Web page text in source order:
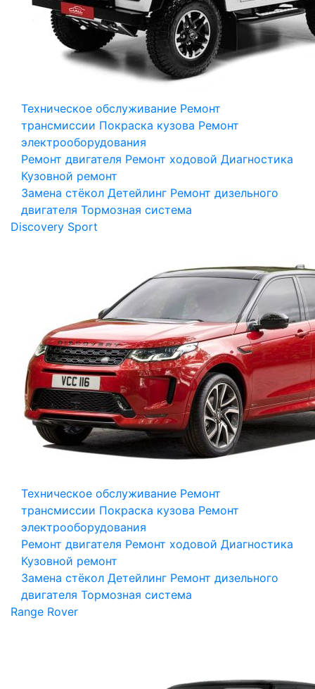
Техническое обслуживание Ремонт
трансмиссии Покраска кузова Ремонт
электрооборудования
Ремонт двигателя Ремонт ходовой Диагностика
Кузовной ремонт
Замена стёкол Детейлинг Ремонт дизельного
двигателя Тормозная система
Discovery Sport
Техническое обслуживание Ремонт
трансмиссии Покраска кузова Ремонт
электрооборудования
Ремонт двигателя Ремонт ходовой Диагностика
Кузовной ремонт
Замена стёкол Детейлинг Ремонт дизельного
двигателя Тормозная система
Range Rover